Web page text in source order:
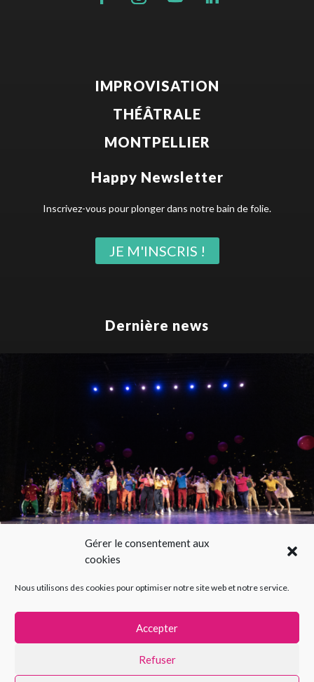
Gérer le consentement aux
cookies
Nous utilisons des cookies pour optimiser notre site web et notre service.
Accepter
Refuser
IMPROVISATION
THÉÂTRALE
MONTPELLIER
Happy Newsletter
Inscrivez-vous pour plonger dans notre bain de folie.
JE M'INSCRIS !
Dernière news